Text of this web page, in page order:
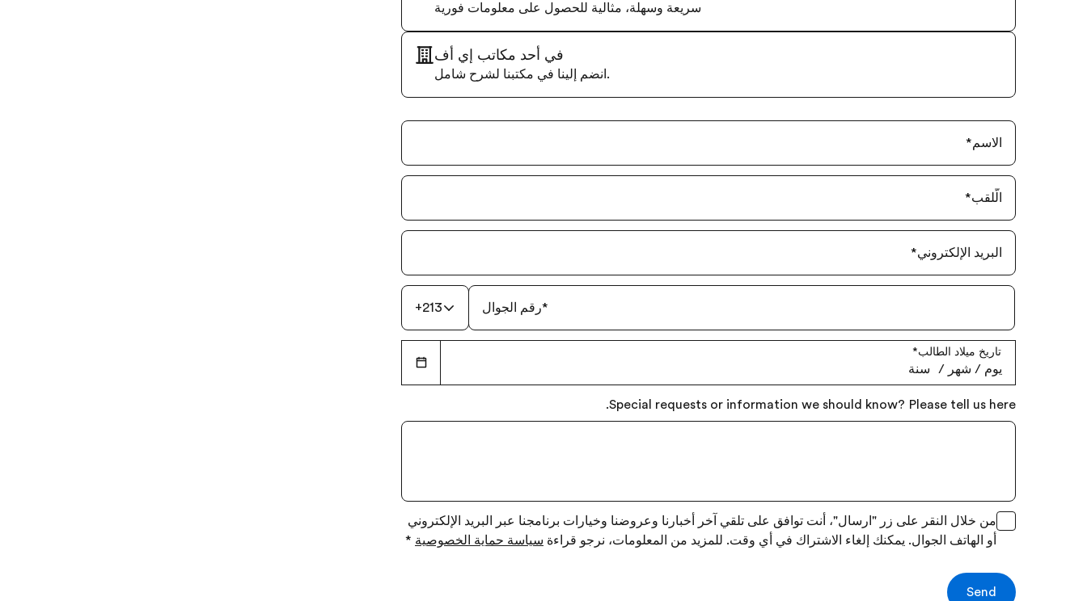
سريعة وسهلة، مثالية للحصول على معلومات فورية
في أحد مكاتب إي أف
انضم إلينا في مكتبنا لشرح شامل.
الاسم*
الّلقب*
البريد الإلكتروني*
+213 رقم الجوال*
تاريخ ميلاد الطالب*
يوم ‏/ شهر ‏/ سنة
Special requests or information we should know? Please tell us here.
من خلال النقر على زر "ارسال"، أنت توافق على تلقي آخر أخبارنا وعروضنا وخيارات برنامجنا عبر البريد الإلكتروني
أو الهاتف الجوال. يمكنك إلغاء الاشتراك في أي وقت. للمزيد من المعلومات، نرجو قراءة سياسة حماية الخصوصية *
Send